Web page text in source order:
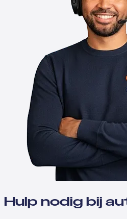
Hulp nodig bij